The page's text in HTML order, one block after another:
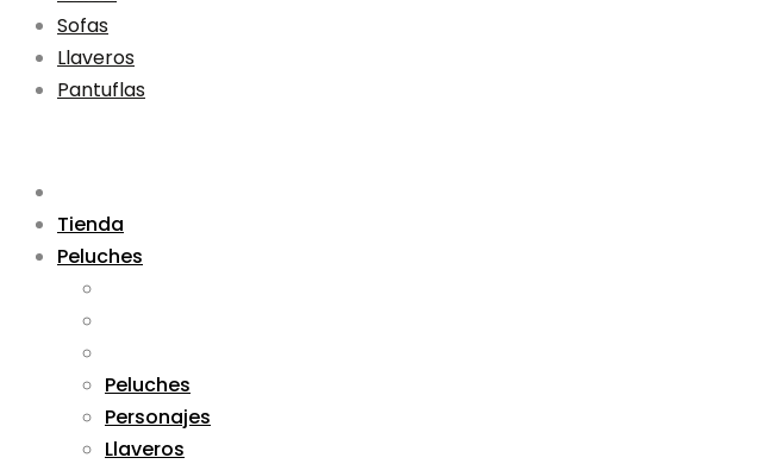
Sofas
Llaveros
Pantuflas
Tienda
Peluches
Peluches
Personajes
Llaveros